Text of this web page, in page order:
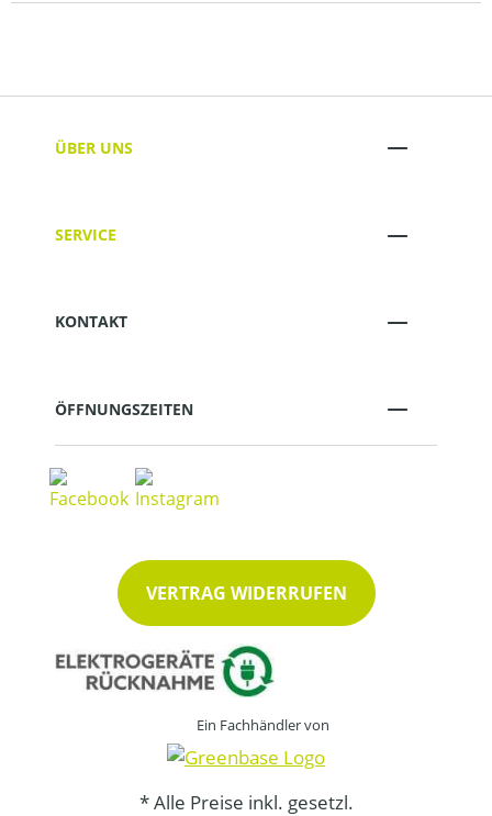
ÜBER UNS
SERVICE
KONTAKT
ÖFFNUNGSZEITEN
VERTRAG WIDERRUFEN
Ein Fachhändler von
* Alle Preise inkl. gesetzl.